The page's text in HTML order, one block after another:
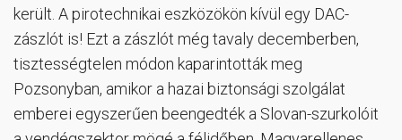
került. A pirotechnikai eszközökön kívül egy DAC-
zászlót is! Ezt a zászlót még tavaly decemberben,
tisztességtelen módon kaparintották meg
Pozsonyban, amikor a hazai biztonsági szolgálat
emberei egyszerűen beengedték a Slovan-szurkolóit